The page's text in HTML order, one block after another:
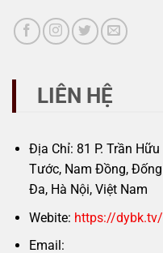
LIÊN HỆ
Địa Chỉ: 81 P. Trần Hữu
Tước, Nam Đồng, Đống
Đa, Hà Nội, Việt Nam
Webite: https://dybk.tv/
Email: